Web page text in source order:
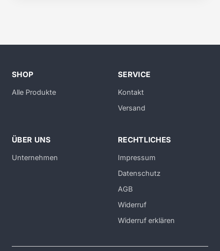
SHOP
Alle Produkte
SERVICE
Kontakt
Versand
ÜBER UNS
Unternehmen
RECHTLICHES
Impressum
Datenschutz
AGB
Widerruf
Widerruf erklären